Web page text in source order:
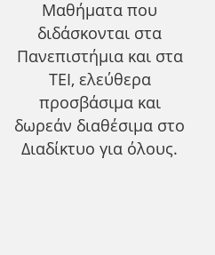
Μαθήματα που
διδάσκονται στα
Πανεπιστήμια και στα
ΤΕΙ, ελεύθερα
προσβάσιμα και
δωρεάν διαθέσιμα στο
Διαδίκτυο για όλους.